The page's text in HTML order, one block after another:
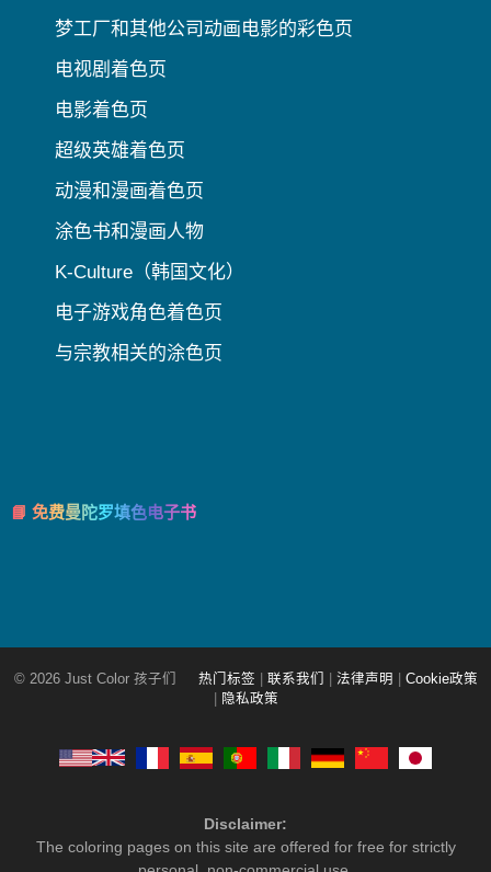
梦工厂和其他公司动画电影的彩色页
电视剧着色页
电影着色页
超级英雄着色页
动漫和漫画着色页
涂色书和漫画人物
K-Culture（韩国文化）
电子游戏角色着色页
与宗教相关的涂色页
📘 免费曼陀罗填色电子书
© 2026 Just Color 孩子们 热门标签 联系我们 法律声明
Cookie政策
隐私政策
Disclaimer:
The coloring pages on this site are offered for free for strictly